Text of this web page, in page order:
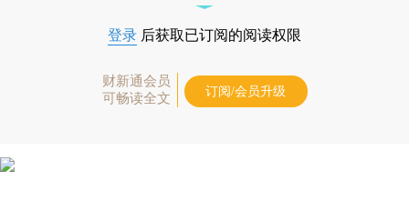
登录 后获取已订阅的阅读权限
财新通会员
可畅读全文
订阅/会员升级